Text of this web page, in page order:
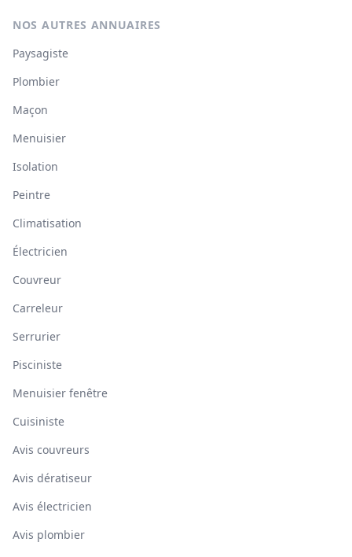
NOS AUTRES ANNUAIRES
Paysagiste
Plombier
Maçon
Menuisier
Isolation
Peintre
Climatisation
Électricien
Couvreur
Carreleur
Serrurier
Pisciniste
Menuisier fenêtre
Cuisiniste
Avis couvreurs
Avis dératiseur
Avis électricien
Avis plombier